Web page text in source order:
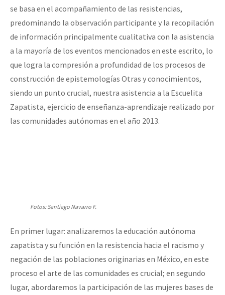
se basa en el acompañamiento de las resistencias,
predominando la observación participante y la recopilación
de información principalmente cualitativa con la asistencia
a la mayoría de los eventos mencionados en este escrito, lo
que logra la compresión a profundidad de los procesos de
construcción de epistemologías Otras y conocimientos,
siendo un punto crucial, nuestra asistencia a la Escuelita
Zapatista, ejercicio de enseñanza-aprendizaje realizado por
las comunidades autónomas en el año 2013.
Fotos: Santiago Navarro F.
En primer lugar: analizaremos la educación autónoma
zapatista y su función en la resistencia hacia el racismo y
negación de las poblaciones originarias en México, en este
proceso el arte de las comunidades es crucial; en segundo
lugar, abordaremos la participación de las mujeres bases de